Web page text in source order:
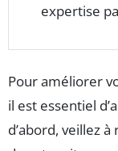
expertise
Pour améliorer
il est essentiel
d’abord, veillez